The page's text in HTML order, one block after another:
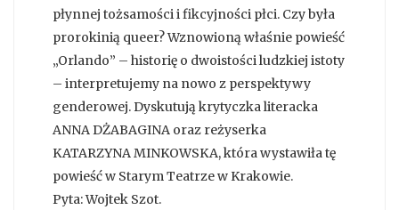
płynnej tożsamości i fikcyjności płci. Czy była
prorokinią queer? Wznowioną właśnie powieść
„Orlando” – historię o dwoistości ludzkiej istoty
– interpretujemy na nowo z perspektywy
genderowej. Dyskutują krytyczka literacka
ANNA DŻABAGINA oraz reżyserka
KATARZYNA MINKOWSKA, która wystawiła tę
powieść w Starym Teatrze w Krakowie.
Pyta: Wojtek Szot.